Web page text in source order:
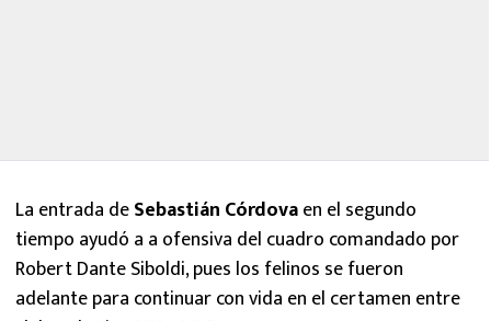
La entrada deSebastián Córdovaen el segundo
tiempo ayudó a a ofensiva del cuadro comandado por
Robert Dante Siboldi, pues los felinos se fueron
adelante para continuar con vida en el certamen entre